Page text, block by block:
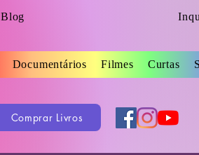
Blog
Documentários Filmes Curtas
Comprar Livros